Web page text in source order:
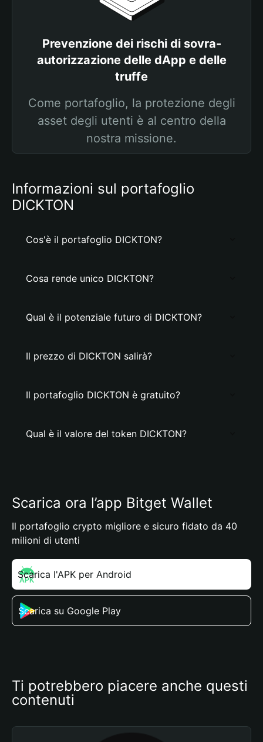
Prevenzione dei rischi di sovra-
autorizzazione delle dApp e delle
truffe
Come portafoglio, la protezione degli
asset degli utenti è al centro della
nostra missione.
Informazioni sul portafoglio
DICKTON
Cos'è il portafoglio DICKTON?
Cosa rende unico DICKTON?
Qual è il potenziale futuro di DICKTON?
Il prezzo di DICKTON salirà?
Il portafoglio DICKTON è gratuito?
Qual è il valore del token DICKTON?
Scarica ora l’app Bitget Wallet
Il portafoglio crypto migliore e sicuro fidato da 40
milioni di utenti
Scarica l'APK per Android
Scarica su Google Play
Ti potrebbero piacere anche questi
contenuti